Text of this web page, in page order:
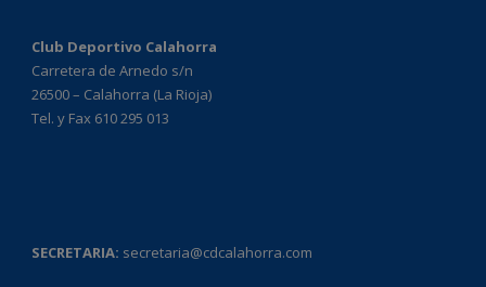
Club Deportivo Calahorra
Carretera de Arnedo s/n
26500 – Calahorra (La Rioja)
Tel. y Fax 610 295 013
SECRETARIA: secretaria@cdcalahorra.com